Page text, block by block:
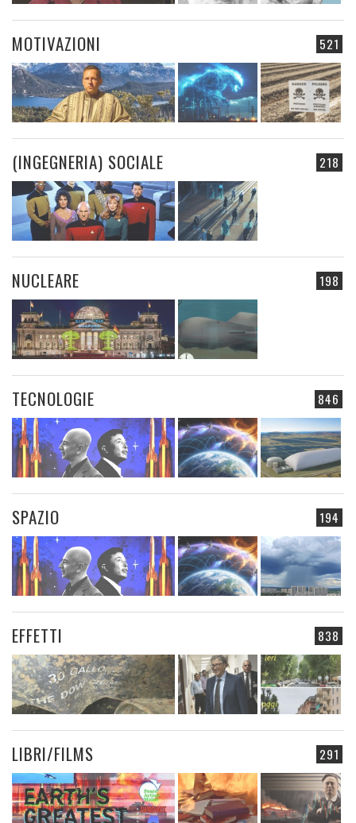
521
MOTIVAZIONI
218
(INGEGNERIA) SOCIALE
198
NUCLEARE
846
TECNOLOGIE
194
SPAZIO
838
EFFETTI
291
LIBRI/FILMS